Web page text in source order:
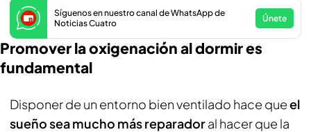
Síguenos en nuestro canal de WhatsApp de
Noticias Cuatro
Únete
Promover la oxigenación al dormir es
fundamental
Disponer de un entorno bien ventilado hace queel
sueño sea mucho más reparadoral hacer que la